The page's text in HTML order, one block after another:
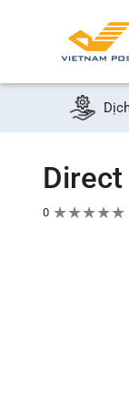
0 ★★★★★